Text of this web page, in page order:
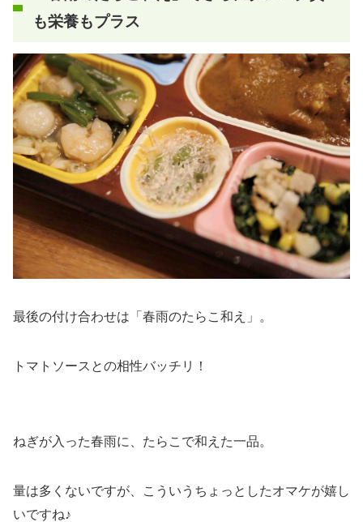
も栄養もプラス
最後の付け合わせは「春雨のたらこ和え」。
トマトソースとの相性バッチリ！
ねぎが入った春雨に、たらこで和えた一品。
量は多くないですが、こういうちょっとしたオマケが嬉し
いですね♪